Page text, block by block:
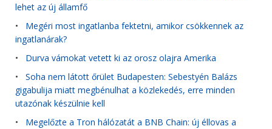
lehet az új államfő
• Megéri most ingatlanba fektetni, amikor csökkennek az
ingatlanárak?
• Durva vámokat vetett ki az orosz olajra Amerika
• Soha nem látott őrület Budapesten: Sebestyén Balázs
gigabulija miatt megbénulhat a közlekedés, erre minden
utazónak készülnie kell
• Megelőzte a Tron hálózatát a BNB Chain: új éllovas a